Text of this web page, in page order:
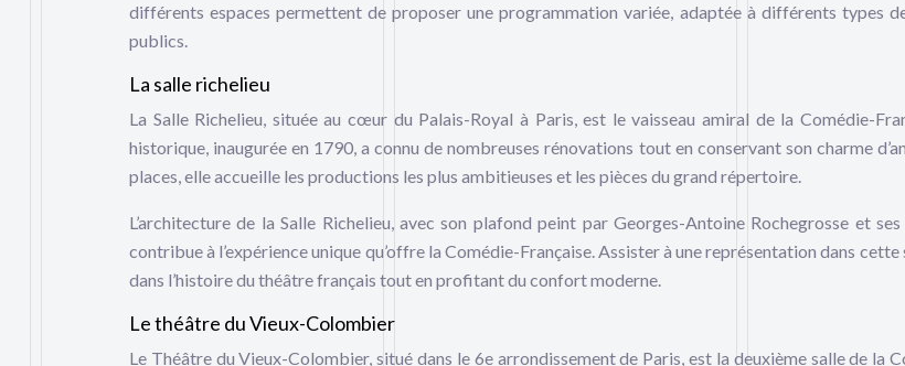
différents espaces permettent de proposer une programmation variée, adaptée à différents types
publics.
La salle richelieu
La Salle Richelieu, située au cœur du Palais-Royal à Paris, est le vaisseau amiral de la Comédie-
historique, inaugurée en 1790, a connu de nombreuses rénovations tout en conservant son charme
places, elle accueille les productions les plus ambitieuses et les pièces du grand répertoire.
L’architecture de la Salle Richelieu, avec son plafond peint par Georges-Antoine Rochegrosse et
contribue à l’expérience unique qu’offre la Comédie-Française. Assister à une représentation dans cette
dans l’histoire du théâtre français tout en profitant du confort moderne.
Le théâtre du Vieux-Colombier
Le Théâtre du Vieux-Colombier, situé dans le 6e arrondissement de Paris, est la deuxième salle de la